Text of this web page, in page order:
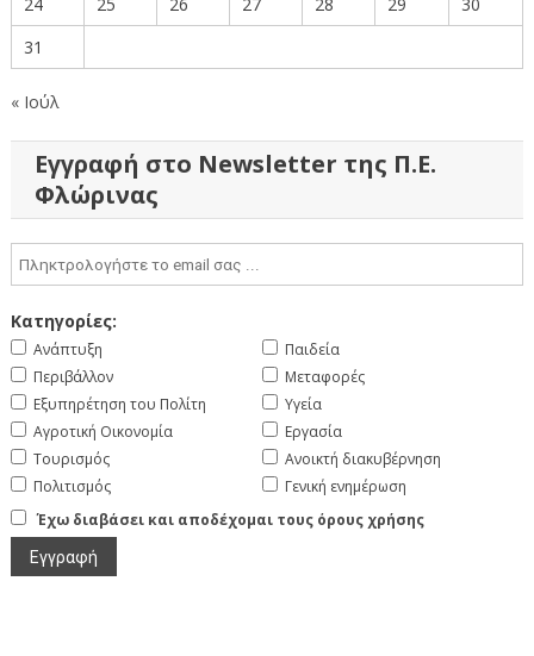
31
« Ιούλ
Εγγραφή στο Newsletter της Π.Ε.
Φλώρινας
Κατηγορίες:
Ανάπτυξη
Περιβάλλον
Εξυπηρέτηση του Πολίτη
Αγροτική Οικονομία
Τουρισμός
Πολιτισμός
Παιδεία
Μεταφορές
Υγεία
Εργασία
Ανοικτή διακυβέρνηση
Γενική ενημέρωση
Έχω διαβάσει και αποδέχομαι τους όρους χρήσης